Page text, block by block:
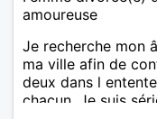
amoureuse
Je recherche mon
ma ville afin de
deux dans l
chacun. Je suis